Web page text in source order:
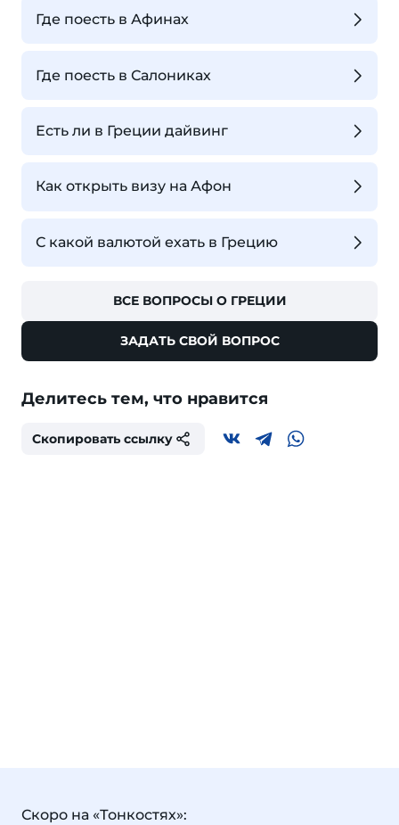
Где поесть в Афинах
Где поесть в Салониках
Есть ли в Греции дайвинг
Как открыть визу на Афон
С какой валютой ехать в Грецию
ВСЕ ВОПРОСЫ О ГРЕЦИИ
ЗАДАТЬ СВОЙ ВОПРОС
Делитесь тем, что нравится
Скопировать ссылку
Скоро на «Тонкостях»: